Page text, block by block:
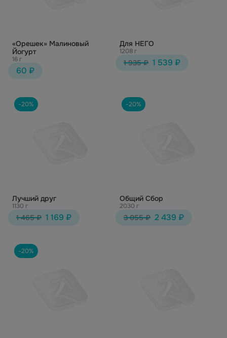
«Орешек» Малиновый
Йогурт
16 г
60 ₽
Для НЕГО
1208 г
1 935 ₽ 1 539 ₽
-20%
Лучший друг
1130 г
1 465 ₽ 1 169 ₽
-20%
Общий Сбор
2030 г
3 055 ₽ 2 439 ₽
-20%